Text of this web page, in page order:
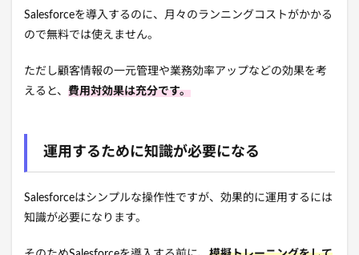
Salesforceを導入するのに、月々のランニングコストがかかる
ので無料では使えません。
ただし顧客情報の一元管理や業務効率アップなどの効果を考
えると、 費用対効果は充分です。
運用するために知識が必要になる
Salesforceはシンプルな操作性ですが、効果的に運用するには
知識が必要になります。